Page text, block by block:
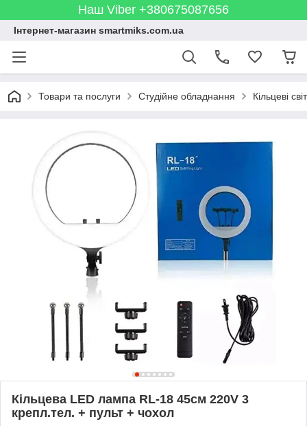
Наш Viber +380675087656
Інтернет-магазин smartmiks.com.ua
Товари та послуги Студійне обладнання Кільцеві
Кільцева LED лампа RL-18 45см 220V 3
крепл.тел. + пульт + чохол